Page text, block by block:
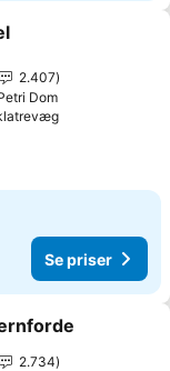
2.407
Dom
Se priser
2.734